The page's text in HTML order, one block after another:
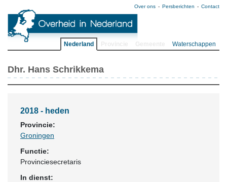
Over ons Persberichten Contact
Nederland Waterschappen
Dhr. Hans Schrikkema
2018 - heden
Provincie:
Groningen
Functie:
Provinciesecretaris
In dienst: